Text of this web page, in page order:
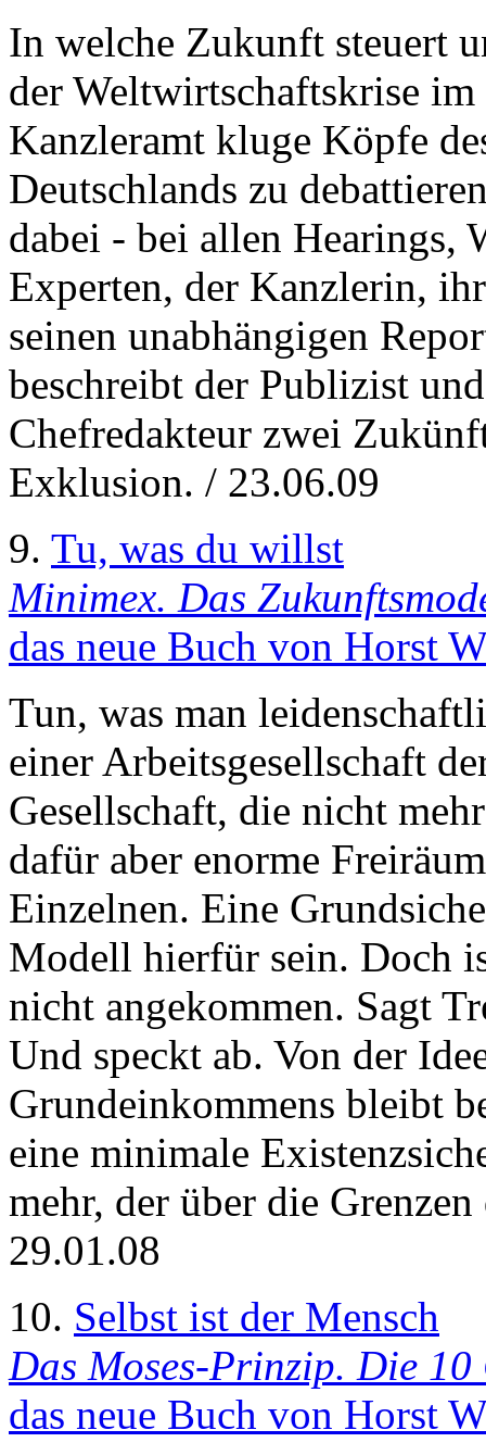
In welche Zukunft steuert
der Weltwirtschaftskrise
Kanzleramt kluge Köpfe
Deutschlands zu
dabei - bei allen Hearings,
Experten, der Kanzlerin,
seinen unabhängigen
beschreibt der Publizist
Chefredakteur zwei
Exklusion. / 23.06.09
9. Tu, was du willst
Minimex. Das
das neue Buch von Horst
Tun, was man
einer Arbeitsgesellschaft
Gesellschaft, die nicht
dafür aber enorme
Einzelnen. Eine
Modell hierfür sein. Doch
nicht angekommen. Sagt
Und speckt ab. Von der
Grundeinkommens bleibt
eine minimale
mehr, der über die
29.01.08
10. Selbst ist der Mensch
Das Moses-Prinzip. Die 10
das neue Buch von Horst